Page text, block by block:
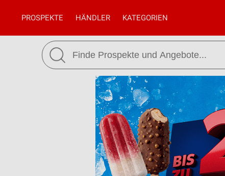
PROSPEKTE HÄNDLER KATEGORIEN